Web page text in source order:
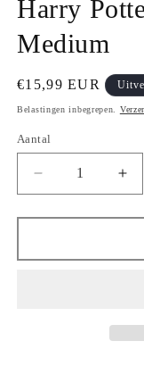
openen
in
modaal
Harry
Medium
Normale
prijs
€15,99 EUR
Belastingen inbegrepen.
Aantal
Aantal
verlagen
voor
Potter